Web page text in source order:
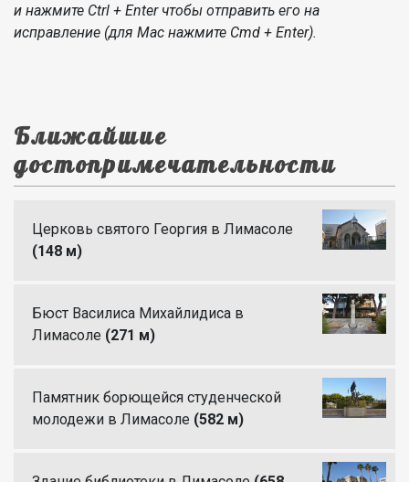
и нажмите Ctrl + Enter чтобы отправить его на
исправление (для Mac нажмите Cmd + Enter).
Ближайшие
достопримечательности
Церковь святого Георгия в Лимасоле
(148 м)
Бюст Василиса Михайлидиса в
Лимасоле (271 м)
Памятник борющейся студенческой
молодежи в Лимасоле (582 м)